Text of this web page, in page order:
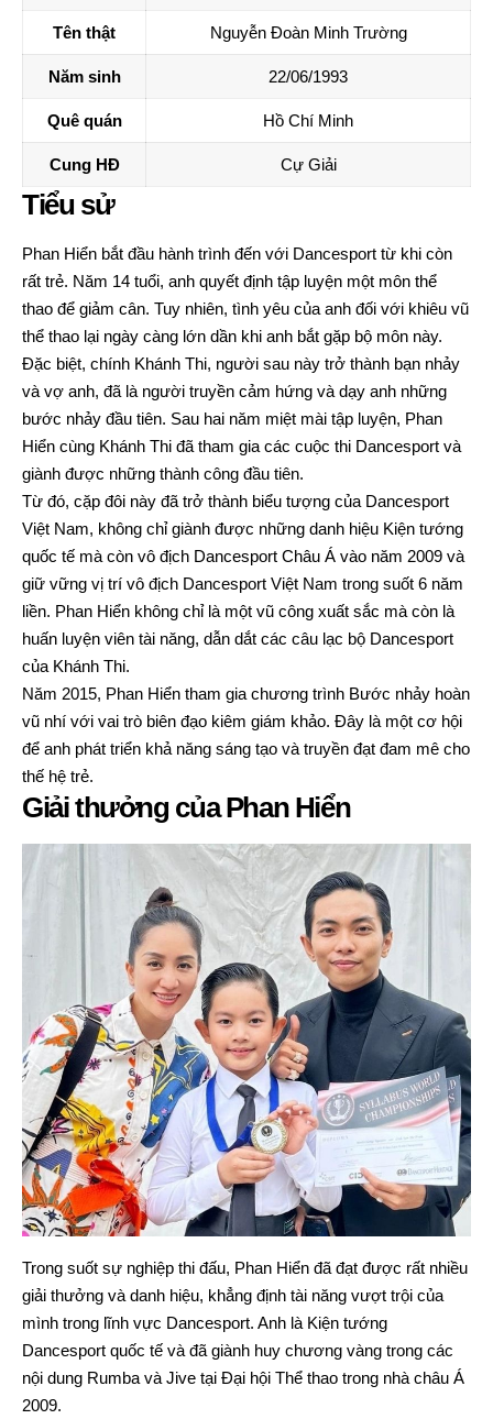
Tên thật Nguyễn Đoàn Minh Trường
Năm sinh 22/06/1993
Quê quán Hồ Chí Minh
Cung HĐ Cự Giải
Tiểu sử
Phan Hiển bắt đầu hành trình đến với Dancesport từ khi còn
rất trẻ. Năm 14 tuổi, anh quyết định tập luyện một môn thể
thao để giảm cân. Tuy nhiên, tình yêu của anh đối với khiêu vũ
thể thao lại ngày càng lớn dần khi anh bắt gặp bộ môn này.
Đặc biệt, chính Khánh Thi, người sau này trở thành bạn nhảy
và vợ anh, đã là người truyền cảm hứng và dạy anh những
bước nhảy đầu tiên. Sau hai năm miệt mài tập luyện, Phan
Hiển cùng Khánh Thi đã tham gia các cuộc thi Dancesport và
giành được những thành công đầu tiên.
Từ đó, cặp đôi này đã trở thành biểu tượng của Dancesport
Việt Nam, không chỉ giành được những danh hiệu Kiện tướng
quốc tế mà còn vô địch Dancesport Châu Á vào năm 2009 và
giữ vững vị trí vô địch Dancesport Việt Nam trong suốt 6 năm
liền. Phan Hiển không chỉ là một vũ công xuất sắc mà còn là
huấn luyện viên tài năng, dẫn dắt các câu lạc bộ Dancesport
của Khánh Thi.
Năm 2015, Phan Hiển tham gia chương trình Bước nhảy hoàn
vũ nhí với vai trò biên đạo kiêm giám khảo. Đây là một cơ hội
để anh phát triển khả năng sáng tạo và truyền đạt đam mê cho
thế hệ trẻ.
Giải thưởng của Phan Hiển
Trong suốt sự nghiệp thi đấu, Phan Hiển đã đạt được rất nhiều
giải thưởng và danh hiệu, khẳng định tài năng vượt trội của
mình trong lĩnh vực Dancesport. Anh là Kiện tướng
Dancesport quốc tế và đã giành huy chương vàng trong các
nội dung Rumba và Jive tại Đại hội Thể thao trong nhà châu Á
2009.